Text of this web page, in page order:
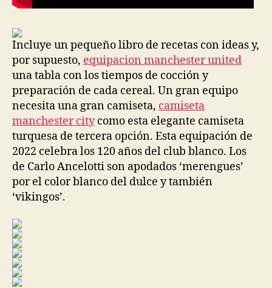
Incluye un pequeño libro de recetas con ideas y,
por supuesto, equipacion manchester united
una tabla con los tiempos de cocción y
preparación de cada cereal. Un gran equipo
necesita una gran camiseta, camiseta
manchester citycomo esta elegante camiseta
turquesa de tercera opción. Esta equipación de
2022 celebra los 120 años del club blanco. Los
de Carlo Ancelotti son apodados ‘merengues’
por el color blanco del dulce y también
‘vikingos’.